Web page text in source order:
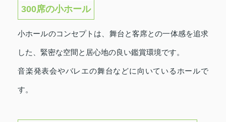
300席の小ホール
小ホールのコンセプトは、舞台と客席との一体感を追求
した、緊密な空間と居心地の良い鑑賞環境です。
音楽発表会やバレエの舞台などに向いているホールで
す。